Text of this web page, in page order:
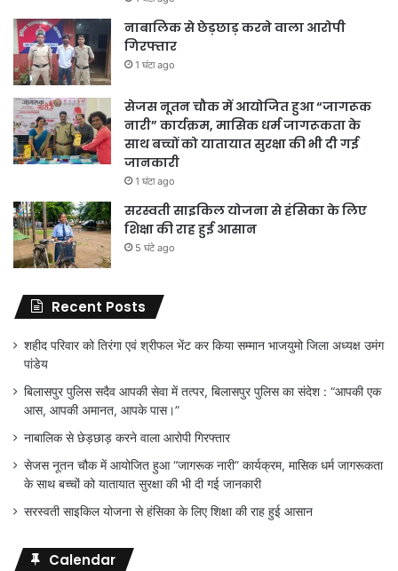
नाबालिक से छेड़छाड़ करने वाला आरोपी
गिरफ्तार
1 घंटा ago
सेजस नूतन चौक में आयोजित हुआ “जागरूक
नारी” कार्यक्रम, मासिक धर्म जागरूकता के
साथ बच्चों को यातायात सुरक्षा की भी दी गई
जानकारी
1 घंटा ago
सरस्वती साइकिल योजना से हंसिका के लिए
शिक्षा की राह हुई आसान
5 घंटे ago
Recent Posts
शहीद परिवार को तिरंगा एवं श्रीफल भेंट कर किया सम्मान भाजयुमो जिला अध्यक्ष उमंग
पांडेय
बिलासपुर पुलिस सदैव आपकी सेवा में तत्पर, बिलासपुर पुलिस का संदेश : “आपकी एक
आस, आपकी अमानत, आपके पास।”
नाबालिक से छेड़छाड़ करने वाला आरोपी गिरफ्तार
सेजस नूतन चौक में आयोजित हुआ “जागरूक नारी” कार्यक्रम, मासिक धर्म जागरूकता
के साथ बच्चों को यातायात सुरक्षा की भी दी गई जानकारी
सरस्वती साइकिल योजना से हंसिका के लिए शिक्षा की राह हुई आसान
Calendar